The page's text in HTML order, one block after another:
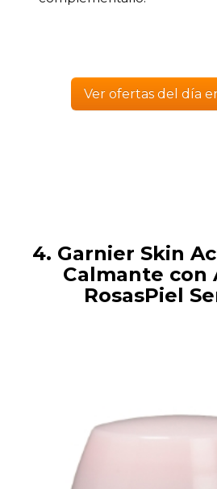
Ver ofertas del día
4. Garnier Skin
Calmante con
RosasPiel